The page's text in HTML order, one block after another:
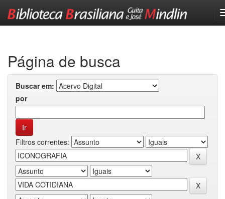
Página de busca
Buscar em:
por
Filtros correntes: